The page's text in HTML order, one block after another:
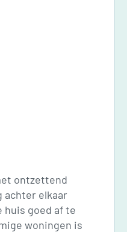
ontzettend
achter elkaar
huis goed af te
woningen is